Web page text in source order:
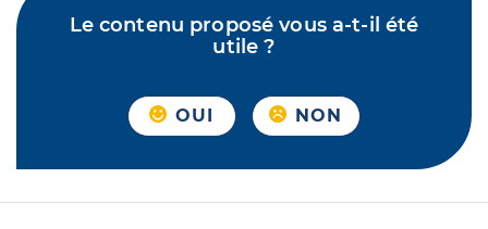
Le contenu proposé vous a-t-il été
utile ?
OUI NON